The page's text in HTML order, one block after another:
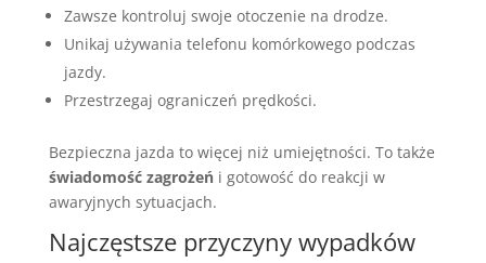
Zawsze kontroluj swoje otoczenie na drodze.
Unikaj używania telefonu komórkowego podczas
jazdy.
Przestrzegaj ograniczeń prędkości.
Bezpieczna jazda to więcej niż umiejętności. To także
świadomość zagrożeńi gotowość do reakcji w
awaryjnych sytuacjach.
Najczęstsze przyczyny wypadków